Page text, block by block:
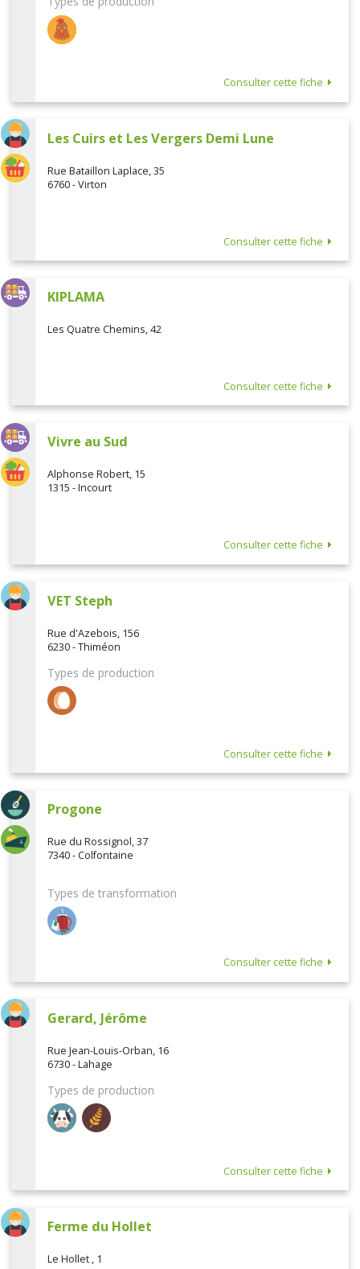
Consulter cette fiche
Les Cuirs et Les Vergers Demi Lune
Rue Bataillon Laplace, 35
6760 - Virton
Consulter cette fiche
KIPLAMA
Les Quatre Chemins, 42
Consulter cette fiche
Vivre au Sud
Alphonse Robert, 15
1315 - Incourt
Consulter cette fiche
VET Steph
Rue d'Azebois, 156
6230 - Thiméon
Types de production
Consulter cette fiche
Progone
Rue du Rossignol, 37
7340 - Colfontaine
Types de transformation
Consulter cette fiche
Gerard, Jérôme
Rue Jean-Louis-Orban, 16
6730 - Lahage
Types de production
Consulter cette fiche
Ferme du Hollet
Le Hollet , 1